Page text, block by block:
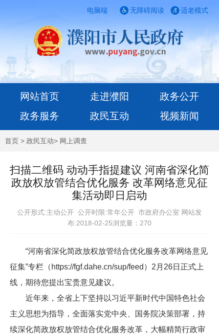
电脑端 适老模式
无障碍阅读
网站首页 走进濮阳
政务公开
政务服务
政民互动 视频新闻
首页 > 政民互动> 网上调查
扫描二维码 动动手指提建议 河南省深化简
政放权放管结合优化服务 改革网络意见征
集活动即日启动
公开形式:主动公开 公开时限:常年公开 市政府办公室 网站发
布:2018-02-25浏览量： 270
“河南省深化简政放权放管结合优化服务改革网络意见
征集”专栏（https://fgf.dahe.cn/sup/feed）2月26日正式上
线，期待您提出宝贵意见建议。
近年来，全省上下坚持以习近平新时代中国特色社会
主义思想为指导，全面落实党中央、国务院决策部署，持
续深化简政放权放管结合优化服务改革，大幅精简行政审